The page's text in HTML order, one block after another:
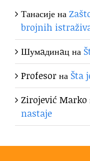
Танасијена
brojnih
Шумaдинaцна
Profesorна Šta
Zirojević Marko
nastaje